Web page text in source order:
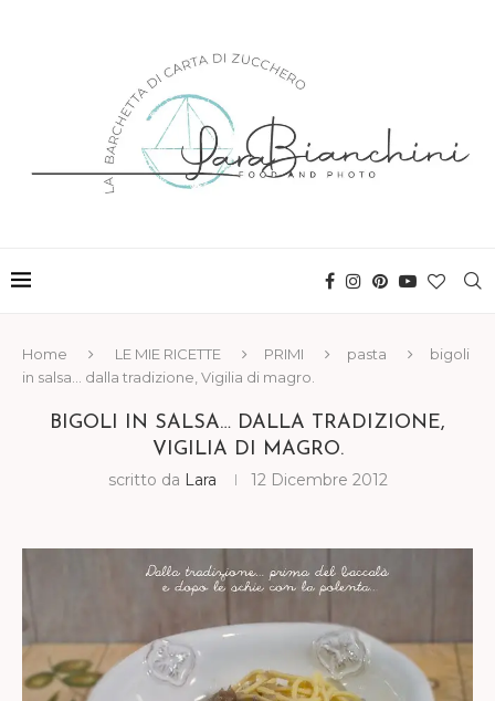
Home LE MIE RICETTE PRIMI pasta
bigoli
in salsa… dalla tradizione, Vigilia di magro.
BIGOLI IN SALSA… DALLA TRADIZIONE,
VIGILIA DI MAGRO.
scritto da Lara 12 Dicembre 2012